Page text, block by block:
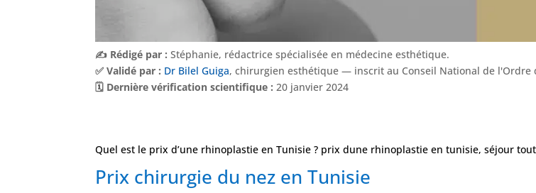
✍️ Rédigé par : Stéphanie, rédactrice spécialisée en médecine esthétique.
✅ Validé par : Dr Bilel Guiga, chirurgien esthétique — inscrit au Conseil National de l'Ordre
🗓️ Dernière vérification scientifique : 20 janvier 2024
Quel est le prix d’une rhinoplastie en Tunisie ? prix dune rhinoplastie en tunisie, séjour
Prix chirurgie du nez en Tunisie